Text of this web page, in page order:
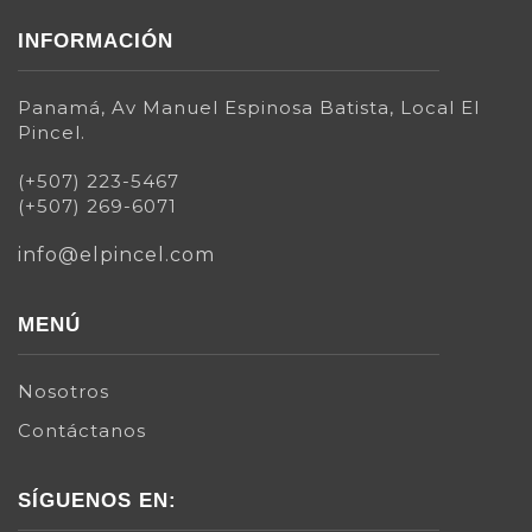
INFORMACIÓN
Panamá, Av Manuel Espinosa Batista, Local El
Pincel.
(+507) 223-5467
(+507) 269-6071
info@elpincel.com
MENÚ
Nosotros
Contáctanos
SÍGUENOS EN: